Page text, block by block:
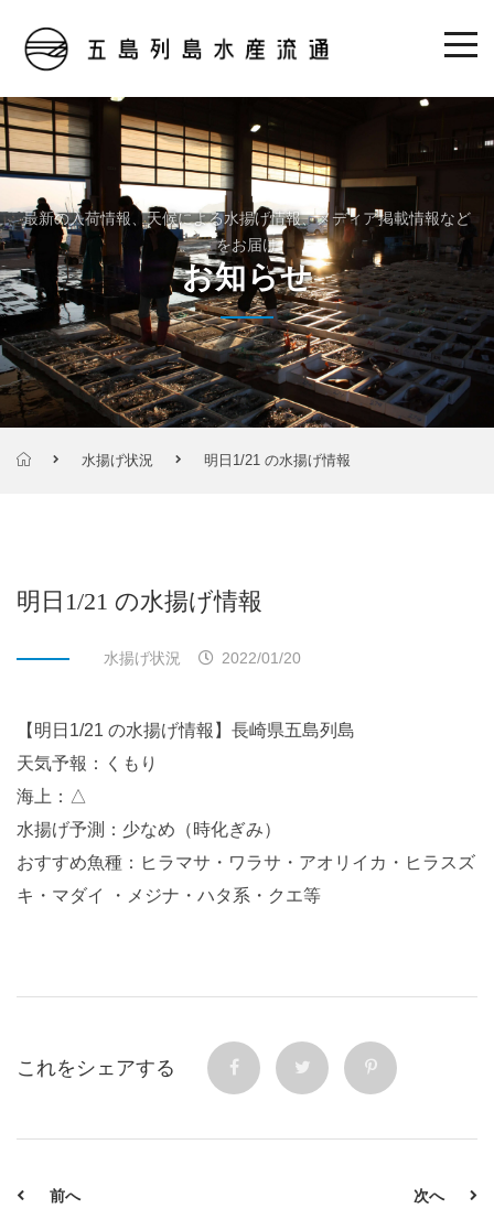
最新の入荷情報、天候による水揚げ情報、メディア掲載情報など
をお届け
お知らせ
水揚げ状況 明日1/21 の水揚げ情報
明日1/21 の水揚げ情報
水揚げ状況 2022/01/20
【明日1/21 の水揚げ情報】長崎県五島列島
天気予報：くもり
海上：△
水揚げ予測：少なめ（時化ぎみ）
おすすめ魚種：ヒラマサ・ワラサ・アオリイカ・ヒラスズ
キ・マダイ ・メジナ・ハタ系・クエ等
これをシェアする
前へ
次へ